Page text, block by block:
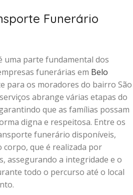
Funerário
parte fundamental dos
funerárias em Belo
para os moradores do bairro São
abrange várias etapas do
que as famílias possam
digna e respeitosa. Entre os
funerário disponíveis,
corpo, que é realizada por
assegurando a integridade e o
todo o percurso até o local